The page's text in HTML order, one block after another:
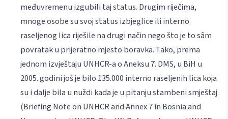
međuvremenu izgubili taj status. Drugim riječima,
mnoge osobe su svoj status izbjeglice ili interno
raseljenog lica riješile na drugi način nego što je to sâm
povratak u prijeratno mjesto boravka. Tako, prema
jednom izvještaju UNHCR-a o Aneksu 7. DMS, u BiH u
2005. godini još je bilo 135.000 interno raseljenih lica koja
su i dalje bila u nuždi kada je u pitanju stambeni smještaj
(Briefing Note on UNHCR and Annex 7 in Bosnia and